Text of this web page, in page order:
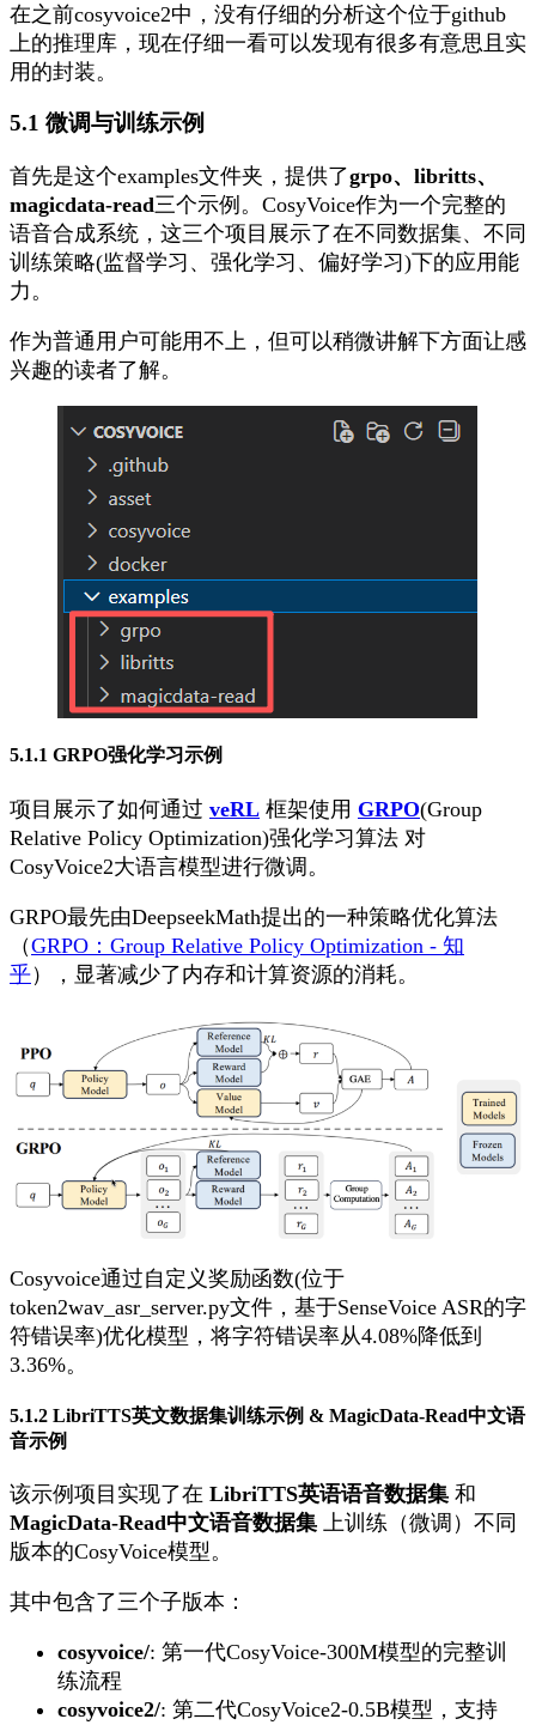
在之前cosyvoice2中，没有仔细的分析这个位于github
上的推理库，现在仔细一看可以发现有很多有意思且实
用的封装。
5.1 微调与训练示例
首先是这个examples文件夹，提供了grpo、libritts、
magicdata-read三个示例。CosyVoice作为一个完整的
语音合成系统，这三个项目展示了在不同数据集、不同
训练策略(监督学习、强化学习、偏好学习)下的应用能
力。
作为普通用户可能用不上，但可以稍微讲解下方面让感
兴趣的读者了解。
5.1.1 GRPO强化学习示例
项目展示了如何通过 veRL 框架使用 GRPO(Group
Relative Policy Optimization)强化学习算法 对
CosyVoice2大语言模型进行微调。
GRPO最先由DeepseekMath提出的一种策略优化算法
（GRPO：Group Relative Policy Optimization - 知
乎），显著减少了内存和计算资源的消耗。
Cosyvoice通过自定义奖励函数(位于
token2wav_asr_server.py文件，基于SenseVoice ASR的字
符错误率)优化模型，将字符错误率从4.08%降低到
3.36%。
5.1.2 LibriTTS英文数据集训练示例 & MagicData-Read中文语
音示例
该示例项目实现了在 LibriTTS英语语音数据集 和
MagicData-Read中文语音数据集 上训练（微调）不同
版本的CosyVoice模型。
其中包含了三个子版本：
cosyvoice/: 第一代CosyVoice-300M模型的完整训
练流程
cosyvoice2/: 第二代CosyVoice2-0.5B模型，支持